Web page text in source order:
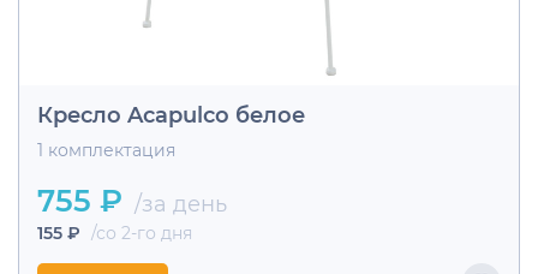
Кресло Acapulco белое
1 комплектация
755 ₽ /за день
155 ₽ /со 2-го дня